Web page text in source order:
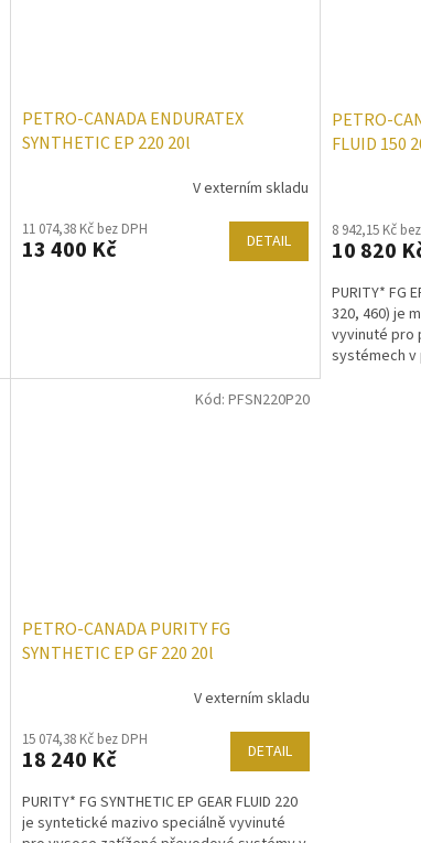
PETRO-CANADA ENDURATEX
SYNTHETIC EP 220 20l
V externím skladu
11 074,38 Kč bez DPH
13 400 Kč DETAIL
PETRO-
FLUID 150
8 942,15 Kč
10 820
PURITY* FG
320, 460) je
vyvinuté pro
systémech v
PETRO-CANADA PURITY FG
SYNTHETIC EP GF 220 20l
V externím skladu
15 074,38 Kč bez DPH
18 240 Kč DETAIL
PURITY* FG SYNTHETIC EP GEAR FLUID 220
je syntetické mazivo speciálně vyvinuté
Kód: PFSN220P20